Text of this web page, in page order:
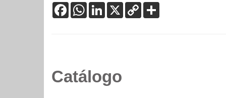
FacebookWhatsApp
LinkedIn
X Copy
Link
Catálogo